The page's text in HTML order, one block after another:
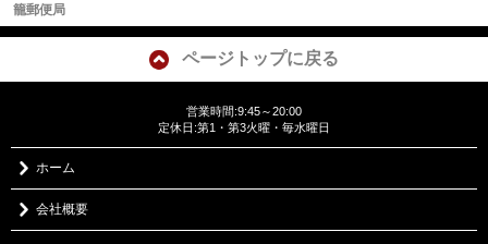
籠郵便局
ページトップに戻る
営業時間:9:45～20:00
定休日:第1・第3火曜・毎水曜日
ホーム
会社概要